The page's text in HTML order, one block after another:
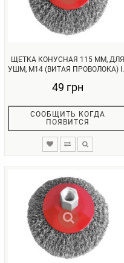
ЩЕТКА КОНУСНАЯ 115 ММ, ДЛЯ
УШМ, М14 (ВИТАЯ ПРОВОЛОКА)
49 грн
СООБЩИТЬ КОГДА
ПОЯВИТСЯ